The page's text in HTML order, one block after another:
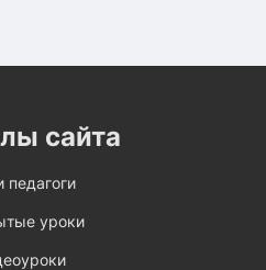
сайта
педагоги
уроки